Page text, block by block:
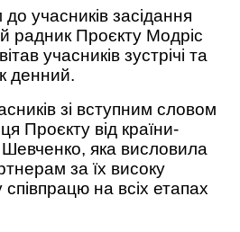
учасників засідання
радник Проєкту Модріс
учасників зустрічі та
денний.
зі вступним словом
Проєкту від країни-
яка висловила
за їх високу
співпрацю на всіх етапах